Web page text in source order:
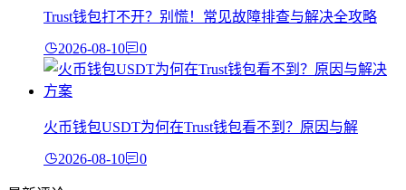
Trust钱包打不开？别慌！常见故障排查与解决全攻略
2026-08-10 0
火币钱包USDT为何在Trust钱包看不到？原因与解
2026-08-10 0